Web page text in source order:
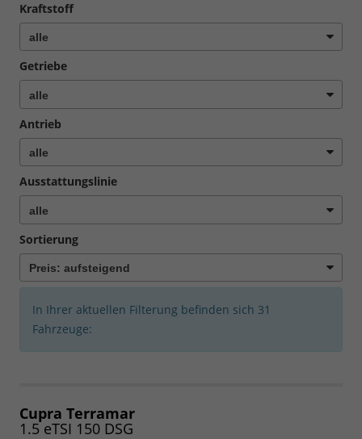
Kraftstoff
Getriebe
Antrieb
Ausstattungslinie
Sortierung
In Ihrer aktuellen Filterung befinden sich 31
Fahrzeuge:
Cupra Terramar
1.5 eTSI 150 DSG